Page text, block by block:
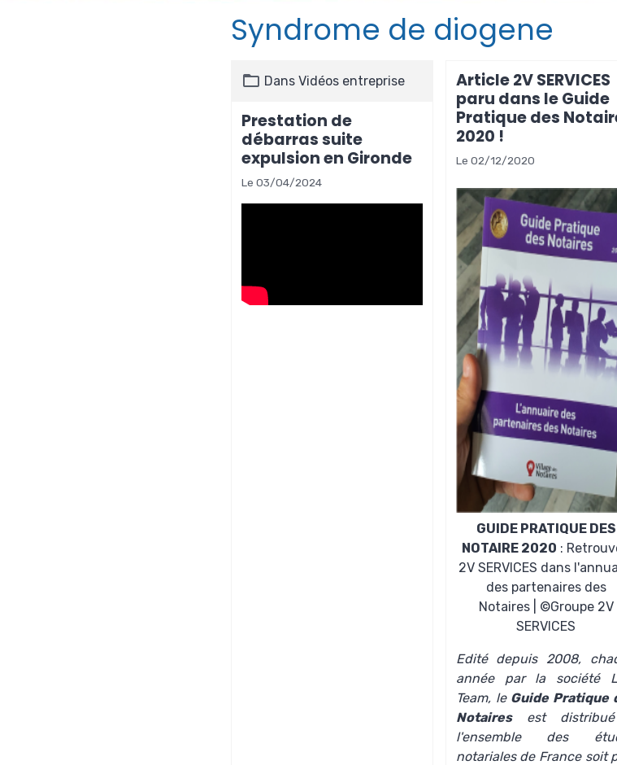
Syndrome de diogene
Dans Vidéos entreprise
Prestation de
débarras suite
expulsion en Gironde
Le 03/04/2024
Article 2V SERVICES
paru dans le Guide
Pratique des
2020 !
Le 02/12/2020
GUIDE PRATIQUE DES
NOTAIRE 2020 :
2V SERVICES dans
des partenaires des
Notaires | ©Groupe 2V
SERVICES
Edité depuis 2008,
année par la société
Team, le Guide Pratique
Notairesest
l'ensemble des
notariales de France soit